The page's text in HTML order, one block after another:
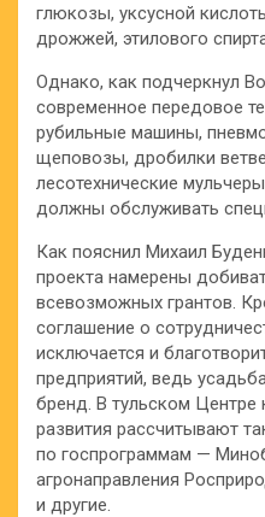
глюкозы, уксусной
дрожжей, этилового
Однако, как подчеркнул
современное передовое
рубильные машины,
щеповозы, дробилки
лесотехнические
должны обслуживать
Как пояснил Михаил
проекта намерены
всевозможных грантов.
соглашение о
исключается и
предприятий, ведь
бренд. В тульском Центре
развития рассчитывают
по госпрограммам —
агронаправления
и другие.